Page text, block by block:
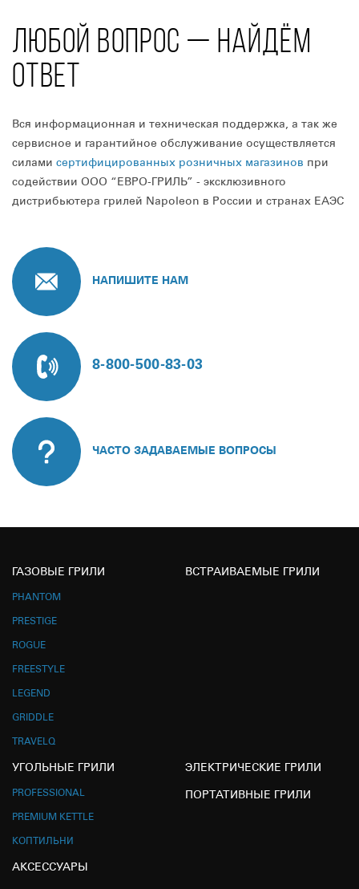
ЛЮБОЙ ВОПРОС — НАЙДЁМ
ОТВЕТ
Вся информационная и техническая поддержка, а так же
сервисное и гарантийное обслуживание осуществляется
силами сертифицированных розничных магазинов при
содействии ООО “ЕВРО-ГРИЛЬ” - эксклюзивного
дистрибьютера грилей Napoleon в России и странах ЕАЭС
НАПИШИТЕ НАМ
8-800-500-83-03
ЧАСТО ЗАДАВАЕМЫЕ ВОПРОСЫ
ГАЗОВЫЕ ГРИЛИ
PHANTOM
PRESTIGE
ROGUE
FREESTYLE
LEGEND
GRIDDLE
TRAVELQ
ВСТРАИВАЕМЫЕ ГРИЛИ
УГОЛЬНЫЕ ГРИЛИ
PROFESSIONAL
PREMIUM KETTLE
КОПТИЛЬНИ
ЭЛЕКТРИЧЕСКИЕ ГРИЛИ
ПОРТАТИВНЫЕ ГРИЛИ
АКСЕССУАРЫ